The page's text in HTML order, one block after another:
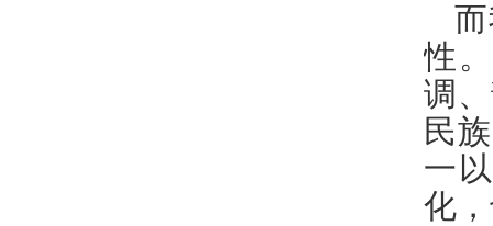
性
调
民
一
化